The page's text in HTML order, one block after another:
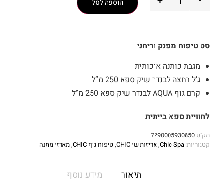
הוספה לסל
סט טיפוח מפנק וריחני
מגבת כותנה איכותית
ג’ל רחצה לבנדר שיק ספא 250 מ”ל
קרם גוף AQUA לבנדר שיק ספא 250 מ”ל
לחוויית ספא בייתית
מק"ט 7290005930850
קטגוריות: Chic Spa
,אריזות שי CHIC ,טיפוח גוף CHIC ,מארזי מתנה
תיאור מידע נוסף